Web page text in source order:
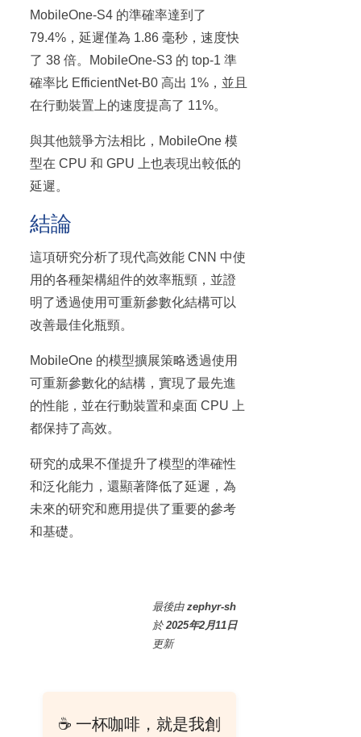
MobileOne-S4 的準確率達到了
79.4%，延遲僅為 1.86 毫秒，速度快
了 38 倍。MobileOne-S3 的 top-1 準
確率比 EfficientNet-B0 高出 1%，並且
在行動裝置上的速度提高了 11%。
與其他競爭方法相比，MobileOne 模
型在 CPU 和 GPU 上也表現出較低的
延遲。
結論
這項研究分析了現代高效能 CNN 中使
用的各種架構組件的效率瓶頸，並證
明了透過使用可重新參數化結構可以
改善最佳化瓶頸。
MobileOne 的模型擴展策略透過使用
可重新參數化的結構，實現了最先進
的性能，並在行動裝置和桌面 CPU 上
都保持了高效。
研究的成果不僅提升了模型的準確性
和泛化能力，還顯著降低了延遲，為
未來的研究和應用提供了重要的參考
和基礎。
最後由zephyr-sh
於2025年2月11日
更新
☕ 一杯咖啡，就是我創